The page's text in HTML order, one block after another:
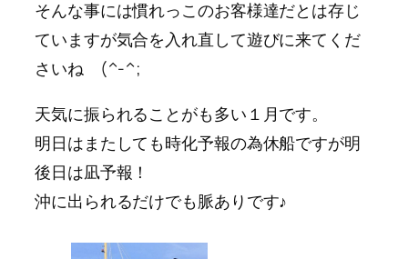
そんな事には慣れっこのお客様達だとは存じ
ていますが気合を入れ直して遊びに来てくだ
さいね (^-^;
天気に振られることがも多い１月です。
明日はまたしても時化予報の為休船ですが明
後日は凪予報！
沖に出られるだけでも脈ありです♪